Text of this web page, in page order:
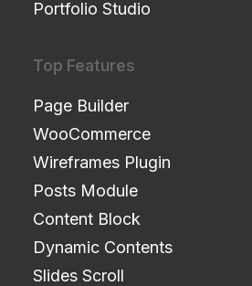
Portfolio Studio
Top Features
Page Builder
WooCommerce
Wireframes Plugin
Posts Module
Content Block
Dynamic Contents
Slides Scroll